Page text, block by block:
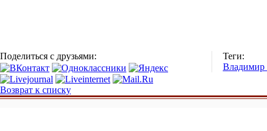
Поделиться с друзьями:
Теги:
Владимир
Возврат к списку